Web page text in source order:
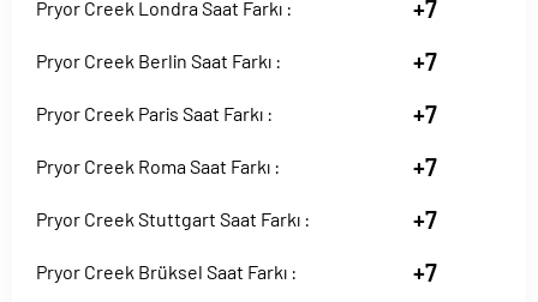
Pryor Creek Londra Saat Farkı : +7
Pryor Creek Berlin Saat Farkı : +7
Pryor Creek Paris Saat Farkı : +7
Pryor Creek Roma Saat Farkı : +7
Pryor Creek Stuttgart Saat Farkı : +7
Pryor Creek Brüksel Saat Farkı : +7